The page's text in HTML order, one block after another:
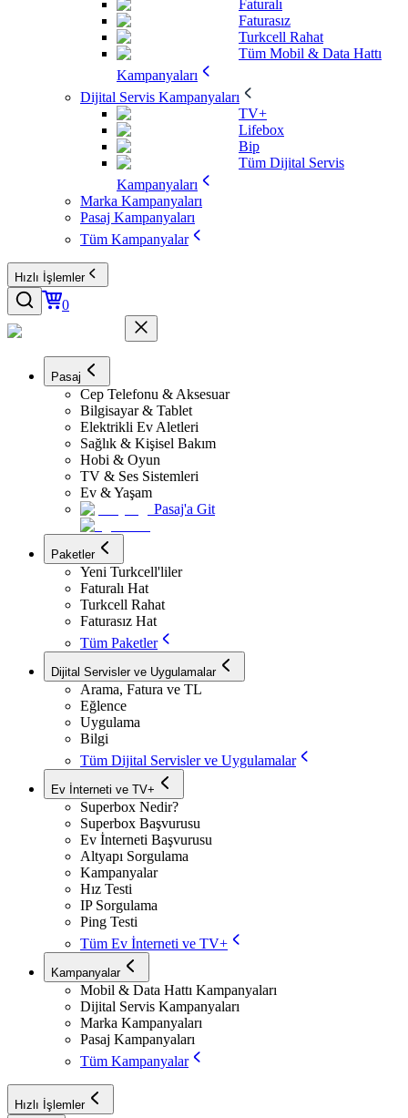
Faturalı
Faturasız
Turkcell Rahat
Tüm Mobil & Data Hattı
Kampanyaları
Dijital Servis Kampanyaları
TV+
Lifebox
Bip
Tüm Dijital Servis
Kampanyaları
Marka Kampanyaları
Pasaj Kampanyaları
Tüm Kampanyalar
Hızlı İşlemler
0
Pasaj
Cep Telefonu & Aksesuar
Bilgisayar & Tablet
Elektrikli Ev Aletleri
Sağlık & Kişisel Bakım
Hobi & Oyun
TV & Ses Sistemleri
Ev & Yaşam
Pasaj'a Git
Paketler
Yeni Turkcell'liler
Faturalı Hat
Turkcell Rahat
Faturasız Hat
Tüm Paketler
Dijital Servisler ve Uygulamalar
Arama, Fatura ve TL
Eğlence
Uygulama
Bilgi
Tüm Dijital Servisler ve Uygulamalar
Ev İnterneti ve TV+
Superbox Nedir?
Superbox Başvurusu
Ev İnterneti Başvurusu
Altyapı Sorgulama
Kampanyalar
Hız Testi
IP Sorgulama
Ping Testi
Tüm Ev İnterneti ve TV+
Kampanyalar
Mobil & Data Hattı Kampanyaları
Dijital Servis Kampanyaları
Marka Kampanyaları
Pasaj Kampanyaları
Tüm Kampanyalar
Hızlı İşlemler